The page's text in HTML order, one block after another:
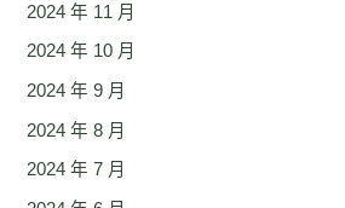
2024 年 11 月
2024 年 10 月
2024 年 9 月
2024 年 8 月
2024 年 7 月